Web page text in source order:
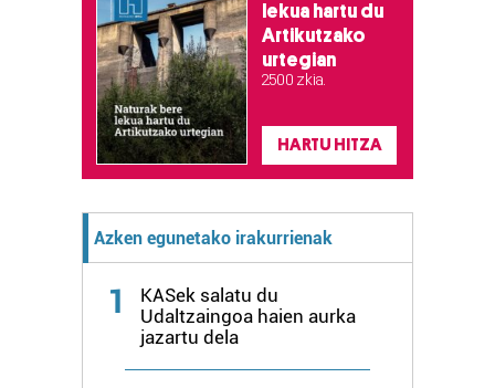
lekua hartu du
Artikutzako
urtegian
2.500 zkia.
HARTU HITZA
Azken egunetako irakurrienak
1
KASek salatu du
Udaltzaingoa haien aurka
jazartu dela